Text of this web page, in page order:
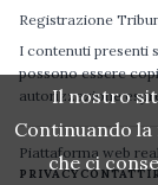
Registrazione
I contenuti presenti
possono essere
autorizzazione
Piattaforma web
PRIVACYCONTATTI
Il nostro
Continuando la
che ci